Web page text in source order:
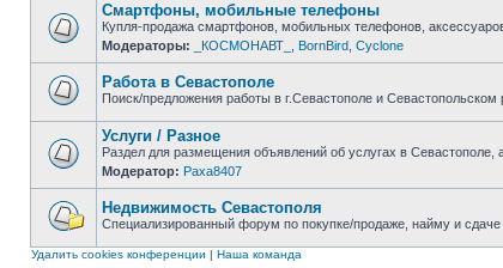
Нет
непрочитанных
сообщений
Смартфоны, мобильные телефоны
Купля-продажа смартфонов, мобильных телефонов,
Модераторы:
_КОСМОНАВТ_ BornBird Cyclone
непрочитанных
сообщений
Работа в Севастополе
Поиск/предложения работы в г.Севастополе и Севастопольском
Нет
непрочитанных
сообщений
Услуги / Разное
Раздел для размещения объявлений об услугах в Севастополе,
Модератор: Paxa8407
непрочитанных
сообщений
Недвижимость Севастополя
Специализированный форум по покупке/продаже, найму и
Удалить cookies конференции | Наша команда